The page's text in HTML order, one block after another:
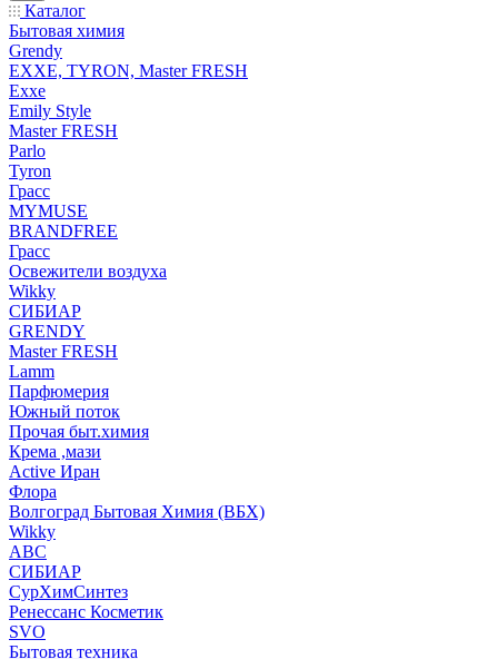
Каталог
Бытовая химия
Grendy
EXXE, TYRON, Master FRESH
Exxe
Emily Style
Master FRESH
Parlo
Tyron
Грасс
MYMUSE
BRANDFREE
Грасс
Освежители воздуха
Wikky
СИБИАР
GRENDY
Master FRESH
Lamm
Парфюмерия
Южный поток
Прочая быт.химия
Крема ,мази
Аctive Иран
Флора
Волгоград Бытовая Химия (ВБХ)
Wikky
АВС
СИБИАР
СурХимСинтез
Ренессанс Косметик
SVO
Бытовая техника